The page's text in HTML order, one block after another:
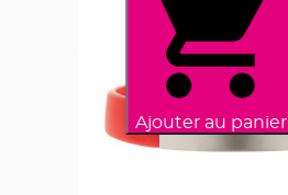
Ajouter au panier